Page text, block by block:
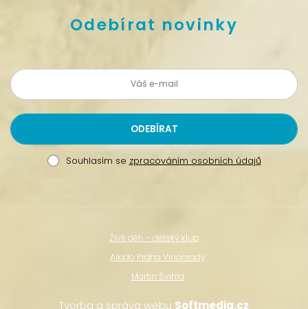
Odebírat novinky
Souhlasím se zpracováním osobních údajů
Živé děti – dětský klub
Aikido Praha Vinohrady
Martin Švihla
Tvorba a správa webu Softmedia.cz